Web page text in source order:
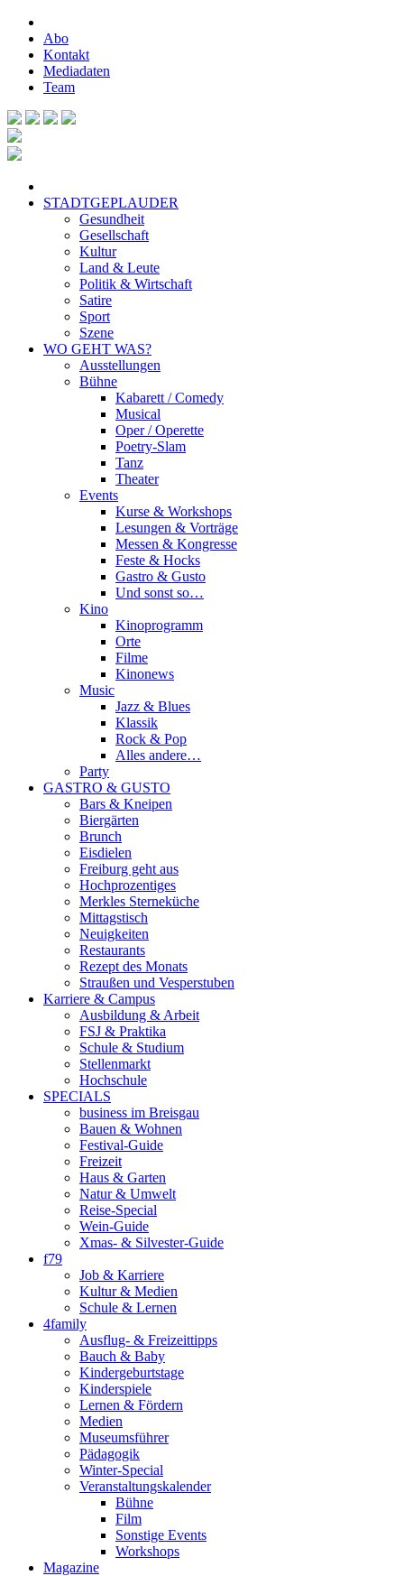
Abo
Kontakt
Mediadaten
Team
STADTGEPLAUDER
Gesundheit
Gesellschaft
Kultur
Land & Leute
Politik & Wirtschaft
Satire
Sport
Szene
WO GEHT WAS?
Ausstellungen
Bühne
Kabarett / Comedy
Musical
Oper / Operette
Poetry-Slam
Tanz
Theater
Events
Kurse & Workshops
Lesungen & Vorträge
Messen & Kongresse
Feste & Hocks
Gastro & Gusto
Und sonst so…
Kino
Kinoprogramm
Orte
Filme
Kinonews
Music
Jazz & Blues
Klassik
Rock & Pop
Alles andere…
Party
GASTRO & GUSTO
Bars & Kneipen
Biergärten
Brunch
Eisdielen
Freiburg geht aus
Hochprozentiges
Merkles Sterneküche
Mittagstisch
Neuigkeiten
Restaurants
Rezept des Monats
Straußen und Vesperstuben
Karriere & Campus
Ausbildung & Arbeit
FSJ & Praktika
Schule & Studium
Stellenmarkt
Hochschule
SPECIALS
business im Breisgau
Bauen & Wohnen
Festival-Guide
Freizeit
Haus & Garten
Natur & Umwelt
Reise-Special
Wein-Guide
Xmas- & Silvester-Guide
f79
Job & Karriere
Kultur & Medien
Schule & Lernen
4family
Ausflug- & Freizeittipps
Bauch & Baby
Kindergeburtstage
Kinderspiele
Lernen & Fördern
Medien
Museumsführer
Pädagogik
Winter-Special
Veranstaltungskalender
Bühne
Film
Sonstige Events
Workshops
Magazine